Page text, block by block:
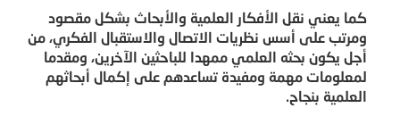
كما يعني نقل الأفكار العلمية والأبحاث بشكل مقصود
ومرتب على أسس نظريات الاتصال والاستقبال الفكري، من
أجل يكون بحثه العلمي ممهدا للباحثين الآخرين، ومقدما
لمعلومات مهمة ومفيدة تساعدهم على إكمال أبحاثهم
العلمية بنجاح.